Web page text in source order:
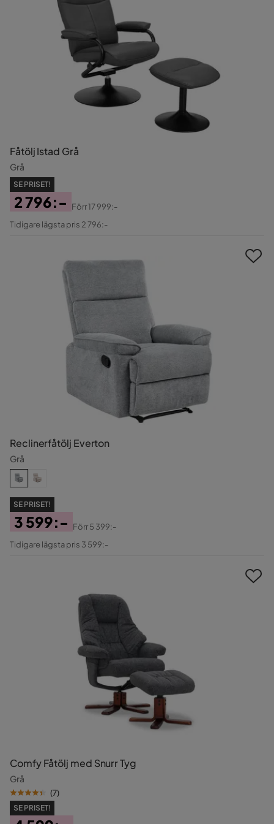
Fåtölj Istad Grå
Grå
SE PRISET!
Pris
2 796:-
Original
Förr17 999:-
Tidigare lägsta pris 2 796:-
Reclinerfåtölj Everton
Grå
SE PRISET!
Pris
3 599:-
Original
Förr5 399:-
Tidigare lägsta pris 3 599:-
Comfy Fåtölj med Snurr Tyg
Grå
(7)
SE PRISET!